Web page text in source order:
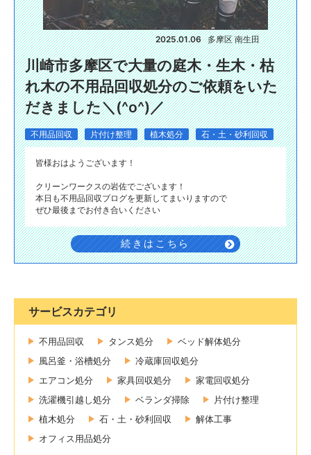
2025.01.06 多摩区 南生田
川崎市多摩区で大量の庭木・生木・枯
れ木の不用品回収処分のご依頼をいた
だきました＼(^o^)／
不用品回収 片付け整理 植木処分 石・土・砂利回収
皆様おはようございます！
クリーンワークスの岩佐でございます！
本日も不用品回収ブログを更新してまいりますので
ぜひ最後までお付き合いください
続きはこちら
サービスカテゴリ
不用品回収 タンス処分
ベッド解体処分
風呂釜・浴槽処分
冷蔵庫回収処分
エアコン処分
家具回収処分
家電回収処分
洗濯機引越し処分
ベランダ掃除
片付け整理
植木処分
石・土・砂利回収
解体工事
オフィス用品処分